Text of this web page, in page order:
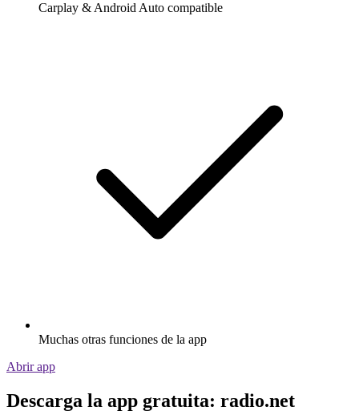
Carplay & Android Auto compatible
Muchas otras funciones de la app
Abrir app
Descarga la app gratuita: radio.net